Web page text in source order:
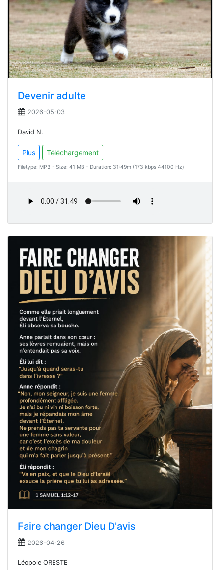
Devenir adulte
2026-05-03
David N.
Plus Téléchargement
Filetype: MP3 - Size: 41 MB - Duration: 31:49m (173 kbps 44100 Hz)
Faire changer Dieu D'avis
2026-04-26
Léopole ORESTE